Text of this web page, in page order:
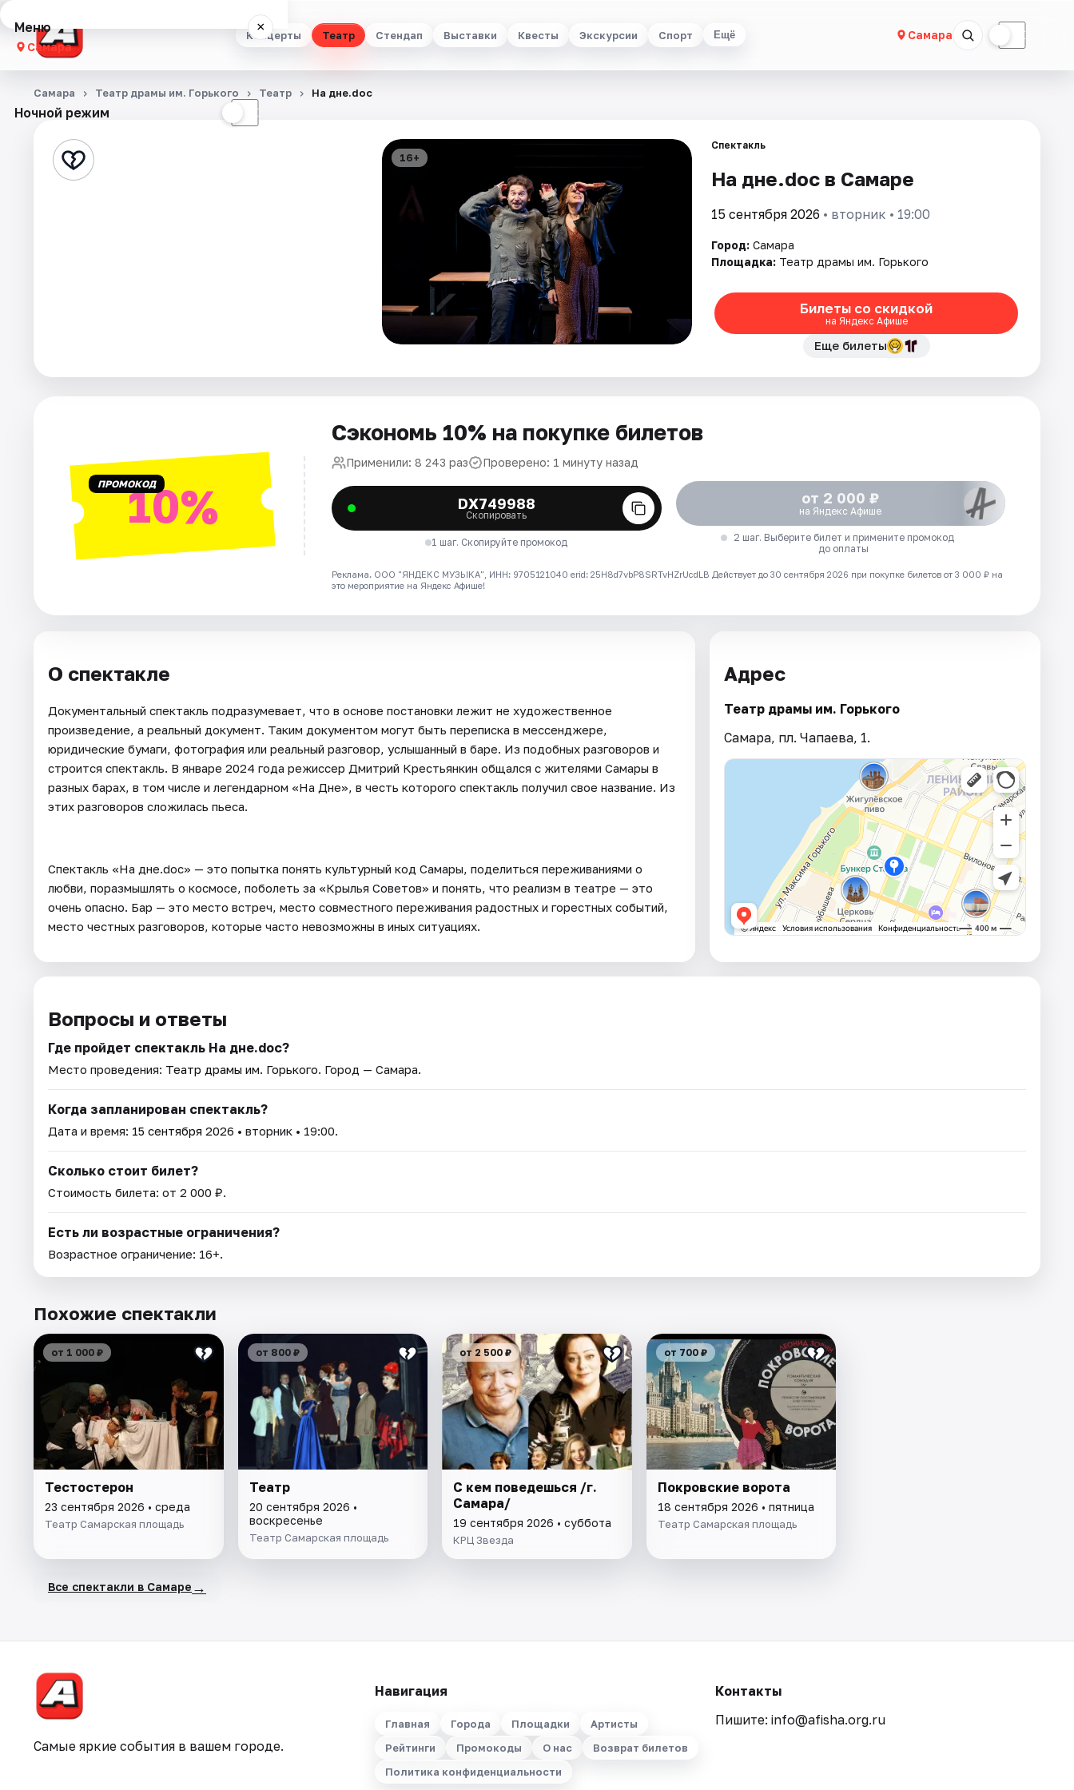
Концерты Театр Стендап Выставки Квесты Экскурсии Спорт Ещё Самара ☾
Меню ×
Самара
Концерты
Стендап
Артисты
Ночной режим ☾
Самара Театр драмы им. Горького Театр На дне.doc
16+
Спектакль
На дне.doc в Самаре
15 сентября 2026 • вторник • 19:00
Город: Самара
Площадка: Театр драмы им. Горького
Билеты со скидкой
на Яндекс Афише
Еще билеты
ПРОМОКОД10%
Сэкономь 10% на покупке билетов
Применили: 8 243 раз Проверено: 1 минуту назад
DX749988
Скопировать
1 шаг. Скопируйте промокод
от 2 000 ₽
на Яндекс Афише
2 шаг. Выберите билет и примените промокод
до оплаты
Реклама. ООО "ЯНДЕКС МУЗЫКА", ИНН: 9705121040 erid: 25H8d7vbP8SRTvHZrUcdLB Действует до 30 сентября 2026 при покупке билетов от 3 000 ₽ на
это мероприятие на Яндекс Афише!
О спектакле
Документальный спектакль подразумевает, что в основе постановки лежит не художественное
произведение, а реальный документ. Таким документом могут быть переписка в мессенджере,
юридические бумаги, фотография или реальный разговор, услышанный в баре. Из подобных разговоров и
строится спектакль. В январе 2024 года режиссер Дмитрий Крестьянкин общался с жителями Самары в
разных барах, в том числе и легендарном «На Дне», в честь которого спектакль получил свое название. Из
этих разговоров сложилась пьеса.
Спектакль «На дне.doc» — это попытка понять культурный код Самары, поделиться переживаниями о
любви, поразмышлять о космосе, поболеть за «Крылья Советов» и понять, что реализм в театре — это
очень опасно. Бар — это место встреч, место совместного переживания радостных и горестных событий,
место честных разговоров, которые часто невозможны в иных ситуациях.
Адрес
Театр драмы им. Горького
Самара, пл. Чапаева, 1.
Вопросы и ответы
Где пройдет спектакль На дне.doc?
Место проведения: Театр драмы им. Горького. Город — Самара.
Когда запланирован спектакль?
Дата и время: 15 сентября 2026 • вторник • 19:00.
Сколько стоит билет?
Стоимость билета: от 2 000 ₽.
Есть ли возрастные ограничения?
Возрастное ограничение: 16+.
Похожие спектакли
от 1 000 ₽
Тестостерон
23 сентября 2026 • среда
Театр Самарская площадь
от 800 ₽
Театр
20 сентября 2026 •
воскресенье
Театр Самарская площадь
от 2 500 ₽
С кем поведешься /г.
Самара/
19 сентября 2026 • суббота
КРЦ Звезда
от 700 ₽
Покровские ворота
18 сентября 2026 • пятница
Театр Самарская площадь
Все спектакли в Самаре →
Самые яркие события в вашем городе.
Навигация
Главная Города Площадки
Артисты
Рейтинги
Промокоды О нас
Возврат билетов
Политика конфиденциальности
Контакты
Пишите: info@afisha.org.ru